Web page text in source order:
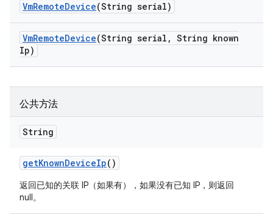
VmRemoteDevice(String serial)
VmRemoteDevice(String serial , String known
Ip)
公共方法
String
getKnownDeviceIp()
返回已知的关联 IP（如果有），如果没有已知 IP，则返回
null。